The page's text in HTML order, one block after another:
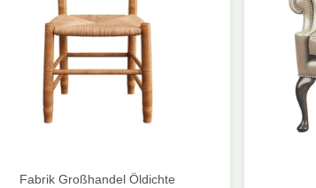
Fabrik Großhandel Öldichte